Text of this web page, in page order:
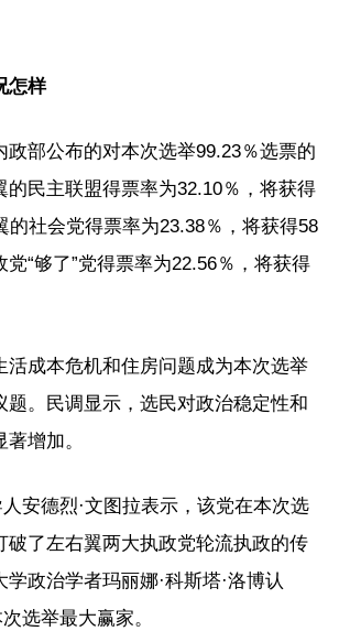
怎样
政部公布的对本次选举99.23％选票的
的民主联盟得票率为32.10％，将获得
的社会党得票率为23.38％，将获得58
“够了”党得票率为22.56％，将获得
活成本危机和住房问题成为本次选举
题。民调显示，选民对政治稳定性和
增加。
人安德烈·文图拉表示，该党在本次选
破了左右翼两大执政党轮流执政的传
政治学者玛丽娜·科斯塔·洛博认
选举最大赢家。